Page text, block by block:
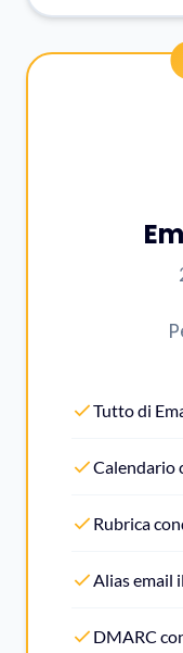
Tutto di
Calendario
Rubrica
Alias email
DMARC